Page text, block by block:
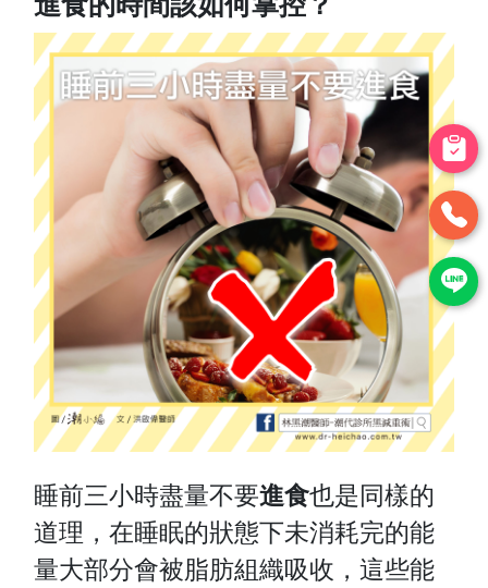
進食的時間該如何掌控？
睡前三小時盡量不要進食也是同樣的
道理，在睡眠的狀態下未消耗完的能
量大部分會被脂肪組織吸收，這些能